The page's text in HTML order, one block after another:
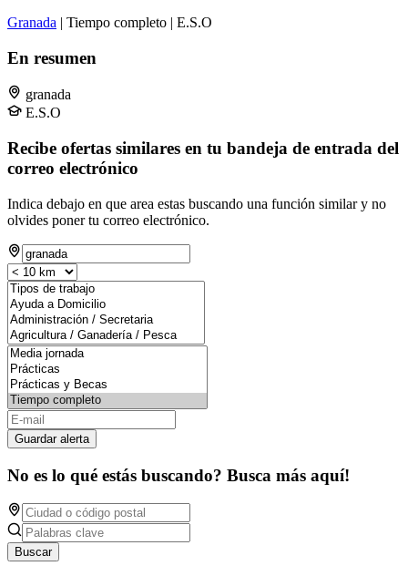
Granada | Tiempo completo | E.S.O
En resumen
granada
E.S.O
Recibe ofertas similares en tu bandeja de entrada del
correo electrónico
Indica debajo en que area estas buscando una función similar y no
olvides poner tu correo electrónico.
Guardar alerta
No es lo qué estás buscando? Busca más aquí!
Buscar